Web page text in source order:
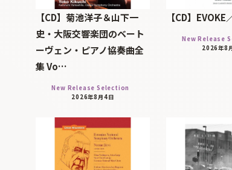
【CD】菊池洋子＆山下一
史・大阪交響楽団のベート
ーヴェン・ピアノ協奏曲全
集 Vo…
New Release Selection
2026年8月4日
【CD】
New Release
2026年8